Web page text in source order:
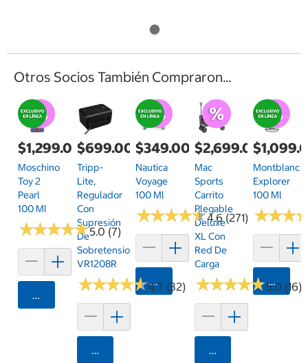
Otros Socios También Compraron...
$1,299.00
Moschino
Toy 2
Pearl
100 Ml
★★★★★
★★★★★5.0 (7)
Agregar
$699.00
Tripp-
Lite,
Regulador
Con
Supresión
De
Sobretensiones
VR1208R
★★★★★
★★★★★4.7 (32)
Agregar
$349.00
Nautica
Voyage
100 Ml
★★★★★
★★★★★4.6 (271)
Agregar
$2,699.00
Mac
Sports
Carrito
Plegable
Deluxe
XL Con
Red De
Carga
★★★★★
★★★★★5.0 (16)
Agregar
Montblanc
Explorer
100 Ml
★★★
★★★